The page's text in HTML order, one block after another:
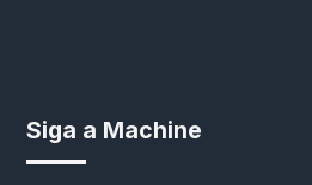
Siga a Machine